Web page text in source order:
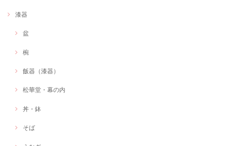
漆器
盆
椀
飯器（漆器）
松華堂・幕の内
丼・鉢
そば